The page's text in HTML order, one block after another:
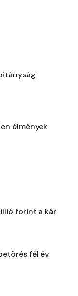
élmények
forint a kár
fél év